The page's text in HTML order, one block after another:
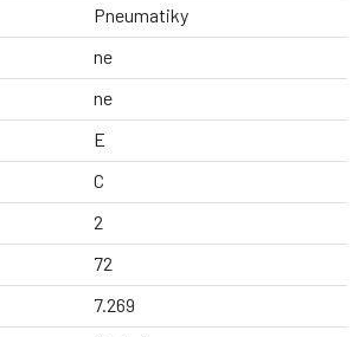
Pneumatiky
ne
ne
E
C
2
72
7.269